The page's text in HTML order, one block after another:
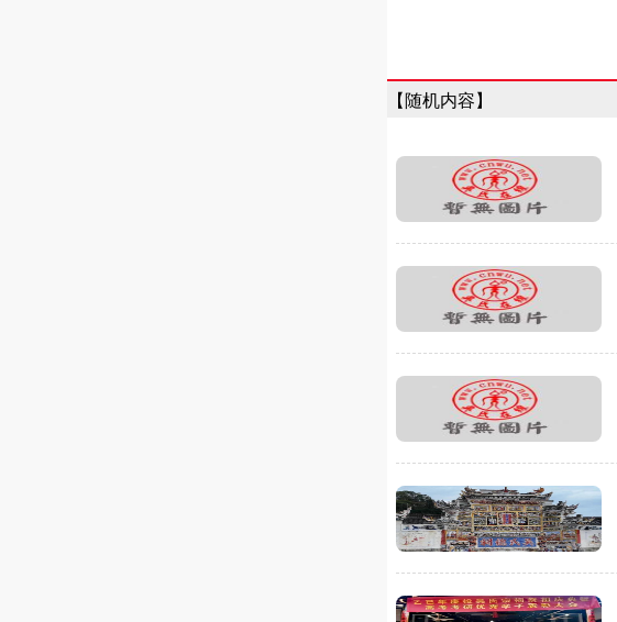
【随机内容】